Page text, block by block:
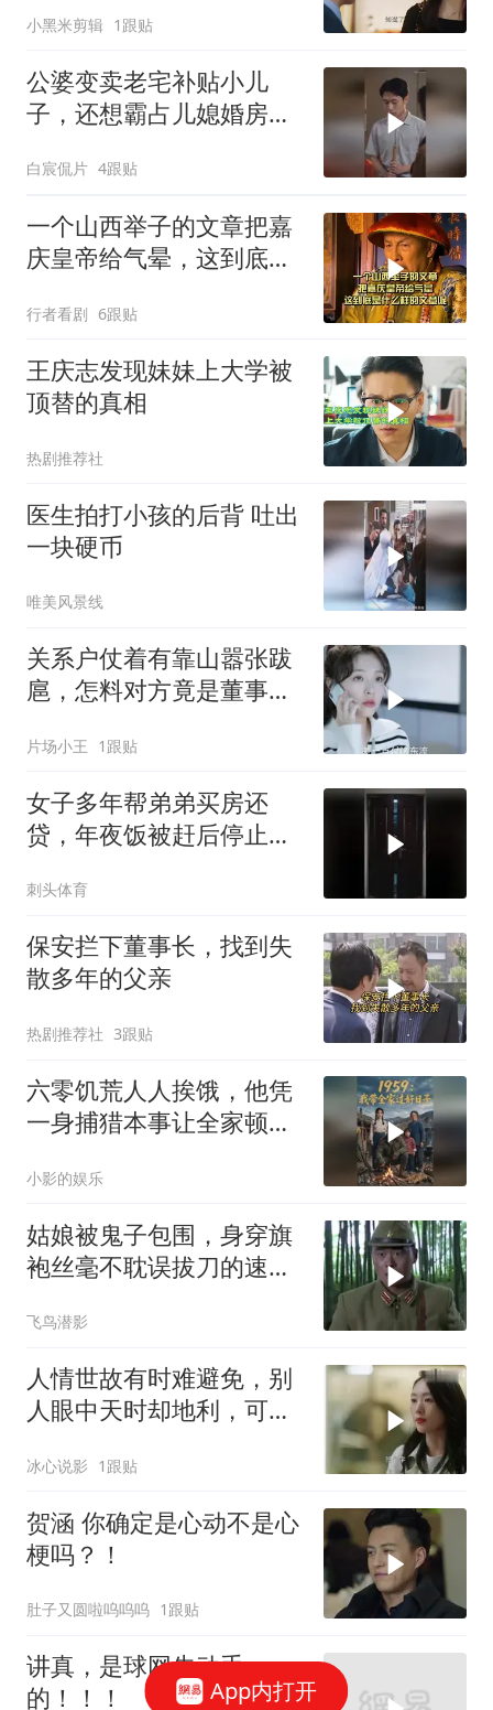
小黑米剪辑 1跟贴
公婆变卖老宅补贴小儿
子，还想霸占儿媳婚房，
白宸侃片 4跟贴
一个山西举子的文章把嘉
庆皇帝给气晕，这到底是
行者看剧 6跟贴
王庆志发现妹妹上大学被
顶替的真相
热剧推荐社
医生拍打小孩的后背 吐出
一块硬币
唯美风景线
关系户仗着有靠山嚣张跋
扈，怎料对方竟是董事长
片场小王 1跟贴
女子多年帮弟弟买房还
贷，年夜饭被赶后停止转
刺头体育
保安拦下董事长，找到失
散多年的父亲
热剧推荐社 3跟贴
六零饥荒人人挨饿，他凭
一身捕猎本事让全家顿顿
小影的娱乐
姑娘被鬼子包围，身穿旗
袍丝毫不耽误拔刀的速
飞鸟潜影
人情世故有时难避免，别
人眼中天时却地利，可惜
冰心说影 1跟贴
贺涵 你确定是心动不是心
梗吗？！
肚子又圆啦呜呜呜 1跟贴
讲真，是球网先动手
的！！！
App内打开